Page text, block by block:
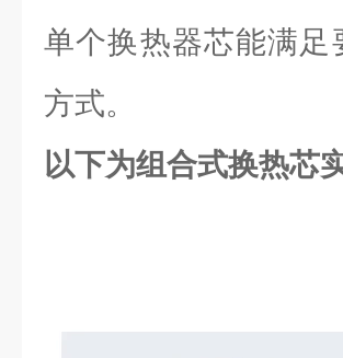
单个换热器芯能满
方式。
以下为组合式换热芯